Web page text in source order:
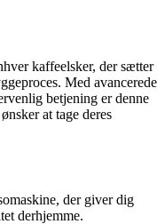
kaffeelsker, der sætter
Med avancerede
betjening er denne
at tage deres
der giver dig
derhjemme.